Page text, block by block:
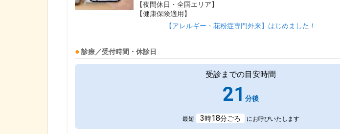
【夜間休日・全国エリア】
【健康保険適用】
【アレルギー・花粉症専門外来】はじめました！
診療／受付時間・休診日
受診までの目安時間
21 分後
最短 3時18分ごろ にお呼びいたします